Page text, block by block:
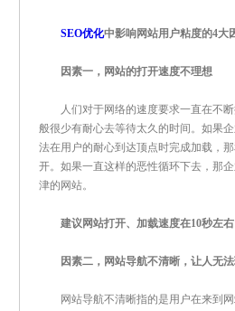
SEO优化中影响网站用户粘度的4大
因素一，网站的打开速度不理想
人们对于网络的速度要求一直在不断
般很少有耐心去等待太久的时间。如果
法在用户的耐心到达顶点时完成加载，
开。如果一直这样的恶性循环下去，那
津的网站。
建议网站打开、加臷速度在10秒左右
因素二，网站导航不清晰，让人无法
网站导航不清晰指的是用户在来到网